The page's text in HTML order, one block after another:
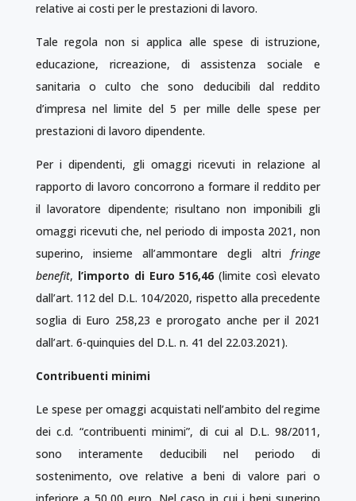
relative ai costi per le prestazioni di lavoro.
Tale regola non si applica alle spese di istruzione,
educazione, ricreazione, di assistenza sociale e
sanitaria o culto che sono deducibili dal reddito
d’impresa nel limite del 5 per mille delle spese per
prestazioni di lavoro dipendente.
Per i dipendenti, gli omaggi ricevuti in relazione al
rapporto di lavoro concorrono a formare il reddito per
il lavoratore dipendente; risultano non imponibili gli
omaggi ricevuti che, nel periodo di imposta 2021, non
superino, insieme all’ammontare degli altrifringe
benefit, l’importo di Euro 516,46 (limite così elevato
dall’art. 112 del D.L. 104/2020, rispetto alla precedente
soglia di Euro 258,23 e prorogato anche per il 2021
dall’art. 6-quinquies del D.L. n. 41 del 22.03.2021).
Contribuenti minimi
Le spese per omaggi acquistati nell’ambito del regime
dei c.d. “contribuenti minimi”, di cui al D.L. 98/2011,
sono interamente deducibili nel periodo di
sostenimento, ove relative a beni di valore pari o